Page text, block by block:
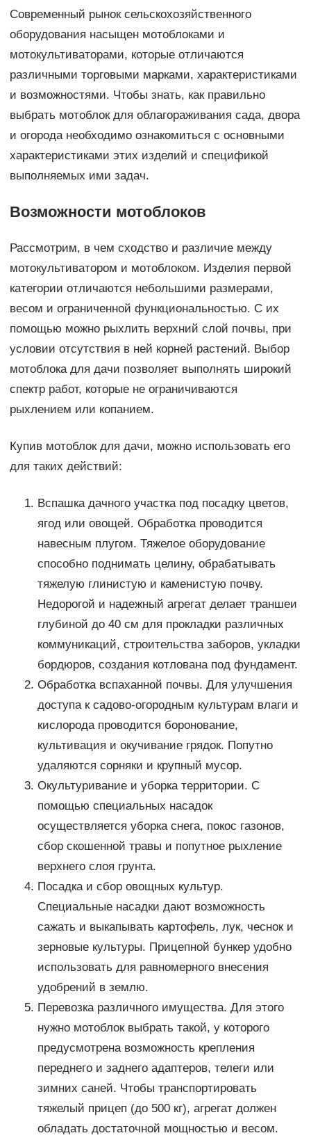
Современный рынок сельскохозяйственного
оборудования насыщен мотоблоками и
мотокультиваторами, которые отличаются
различными торговыми марками, характеристиками
и возможностями. Чтобы знать, как правильно
выбрать мотоблок для облагораживания сада, двора
и огорода необходимо ознакомиться с основными
характеристиками этих изделий и спецификой
выполняемых ими задач.
Возможности мотоблоков
Рассмотрим, в чем сходство и различие между
мотокультиватором и мотоблоком. Изделия первой
категории отличаются небольшими размерами,
весом и ограниченной функциональностью. С их
помощью можно рыхлить верхний слой почвы, при
условии отсутствия в ней корней растений. Выбор
мотоблока для дачи позволяет выполнять широкий
спектр работ, которые не ограничиваются
рыхлением или копанием.
Купив мотоблок для дачи, можно использовать его
для таких действий:
Вспашка дачного участка под посадку цветов,
ягод или овощей. Обработка проводится
навесным плугом. Тяжелое оборудование
способно поднимать целину, обрабатывать
тяжелую глинистую и каменистую почву.
Недорогой и надежный агрегат делает траншеи
глубиной до 40 см для прокладки различных
коммуникаций, строительства заборов, укладки
бордюров, создания котлована под фундамент.
Обработка вспаханной почвы. Для улучшения
доступа к садово-огородным культурам влаги и
кислорода проводится боронование,
культивация и окучивание грядок. Попутно
удаляются сорняки и крупный мусор.
Окультуривание и уборка территории. С
помощью специальных насадок
осуществляется уборка снега, покос газонов,
сбор скошенной травы и попутное рыхление
верхнего слоя грунта.
Посадка и сбор овощных культур.
Специальные насадки дают возможность
сажать и выкапывать картофель, лук, чеснок и
зерновые культуры. Прицепной бункер удобно
использовать для равномерного внесения
удобрений в землю.
Перевозка различного имущества. Для этого
нужно мотоблок выбрать такой, у которого
предусмотрена возможность крепления
переднего и заднего адаптеров, телеги или
зимних саней. Чтобы транспортировать
тяжелый прицеп (до 500 кг), агрегат должен
обладать достаточной мощностью и весом.